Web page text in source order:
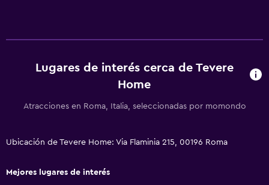
Habitación
Enchufe cerca de la cama
Armario o clóset
TV
Lugares de interés cerca de Tevere
Home
Atracciones en Roma, Italia, seleccionadas por momondo
Ubicación de Tevere Home: Via Flaminia 215, 00196 Roma
Mejores lugares de interés